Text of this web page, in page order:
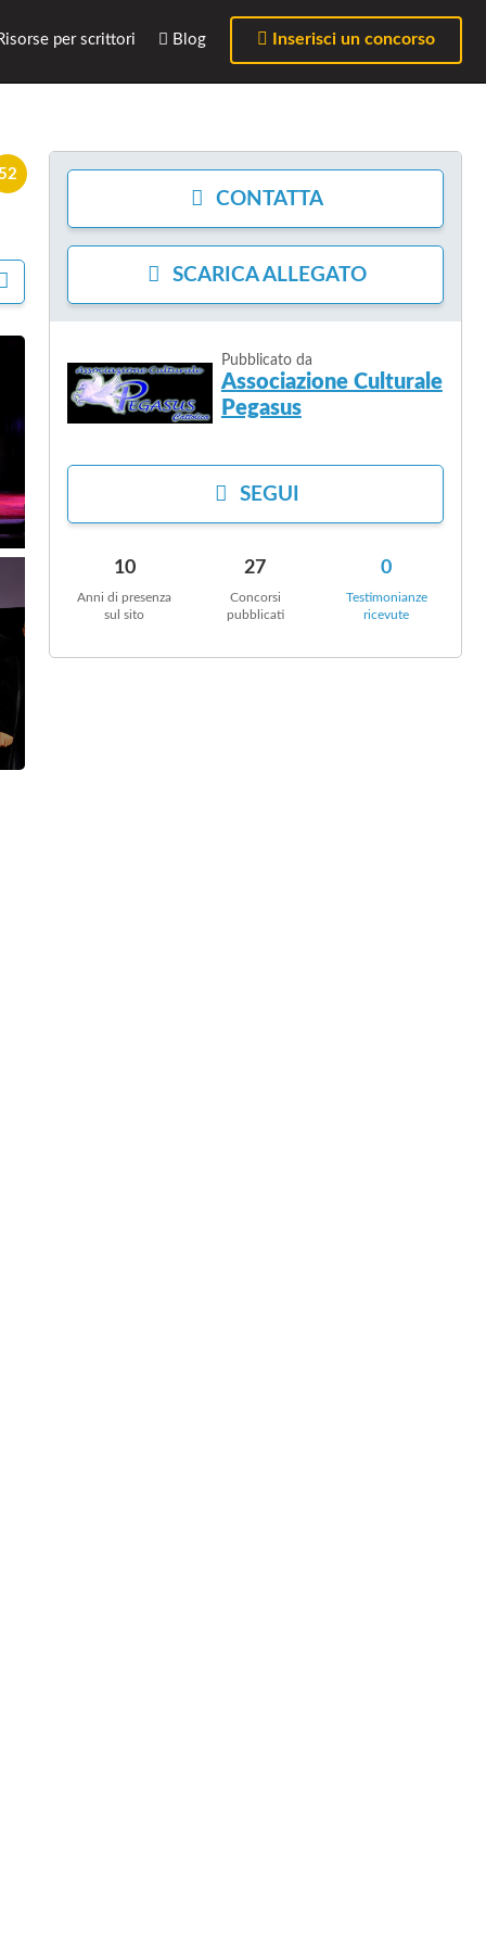
per scrittori Blog Inserisci un concorso
O
D
D
CONTATTA
SCARICAALLEGATO
Pubblicato da
Associazione Culturale
Pegasus
SEGUI
10
Anni di presenza
sul sito
27
Concorsi
pubblicati
0
Testimonianze
ricevute